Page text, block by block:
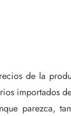
de la
importados
parezca,